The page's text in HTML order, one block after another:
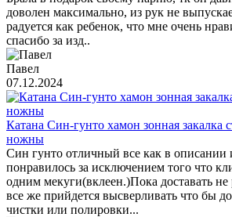
доволен максимально, из рук не
радуется как ребенок, что мне очень
спасибо за изд..
Павел
07.12.2024
Катана Син-гунто хамон зонная закалка
ножны
Син гунто отличный все как в описании
понравилось за исключением того что
одним мекуги(вклеен.)Пока доставать
все же прийдется высверливать что бы
чистки или полировки...